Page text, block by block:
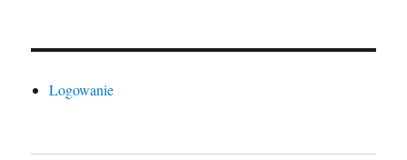
Logowanie